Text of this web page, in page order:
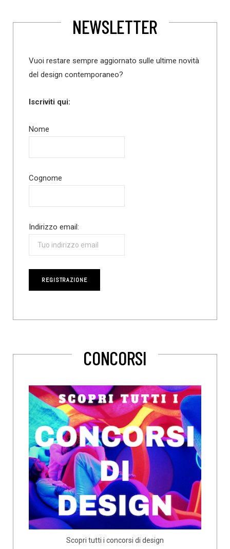
NEWSLETTER
Vuoi restare sempre aggiornato sulle ultime novità
del design contemporaneo?
Iscriviti qui:
Nome
Cognome
Indirizzo email:
CONCORSI
Scopri tutti i concorsi di design